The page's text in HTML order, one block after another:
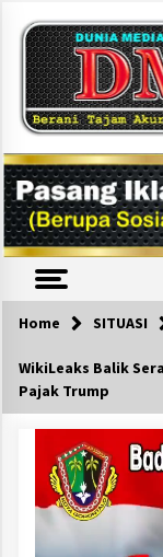
content
Home SITUASI
WikiLeaks Balik
Pajak Trump